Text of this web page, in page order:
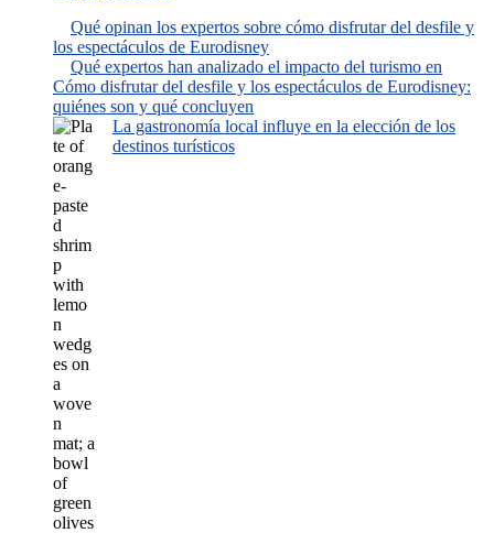
Qué opinan los expertos sobre cómo disfrutar del desfile y
los espectáculos de Eurodisney
Qué expertos han analizado el impacto del turismo en
Cómo disfrutar del desfile y los espectáculos de Eurodisney:
quiénes son y qué concluyen
La gastronomía local influye en la elección de los
destinos turísticos